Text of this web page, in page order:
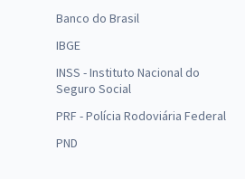
Banco do Brasil
IBGE
INSS - Instituto Nacional do
Seguro Social
PRF - Polícia Rodoviária Federal
PND